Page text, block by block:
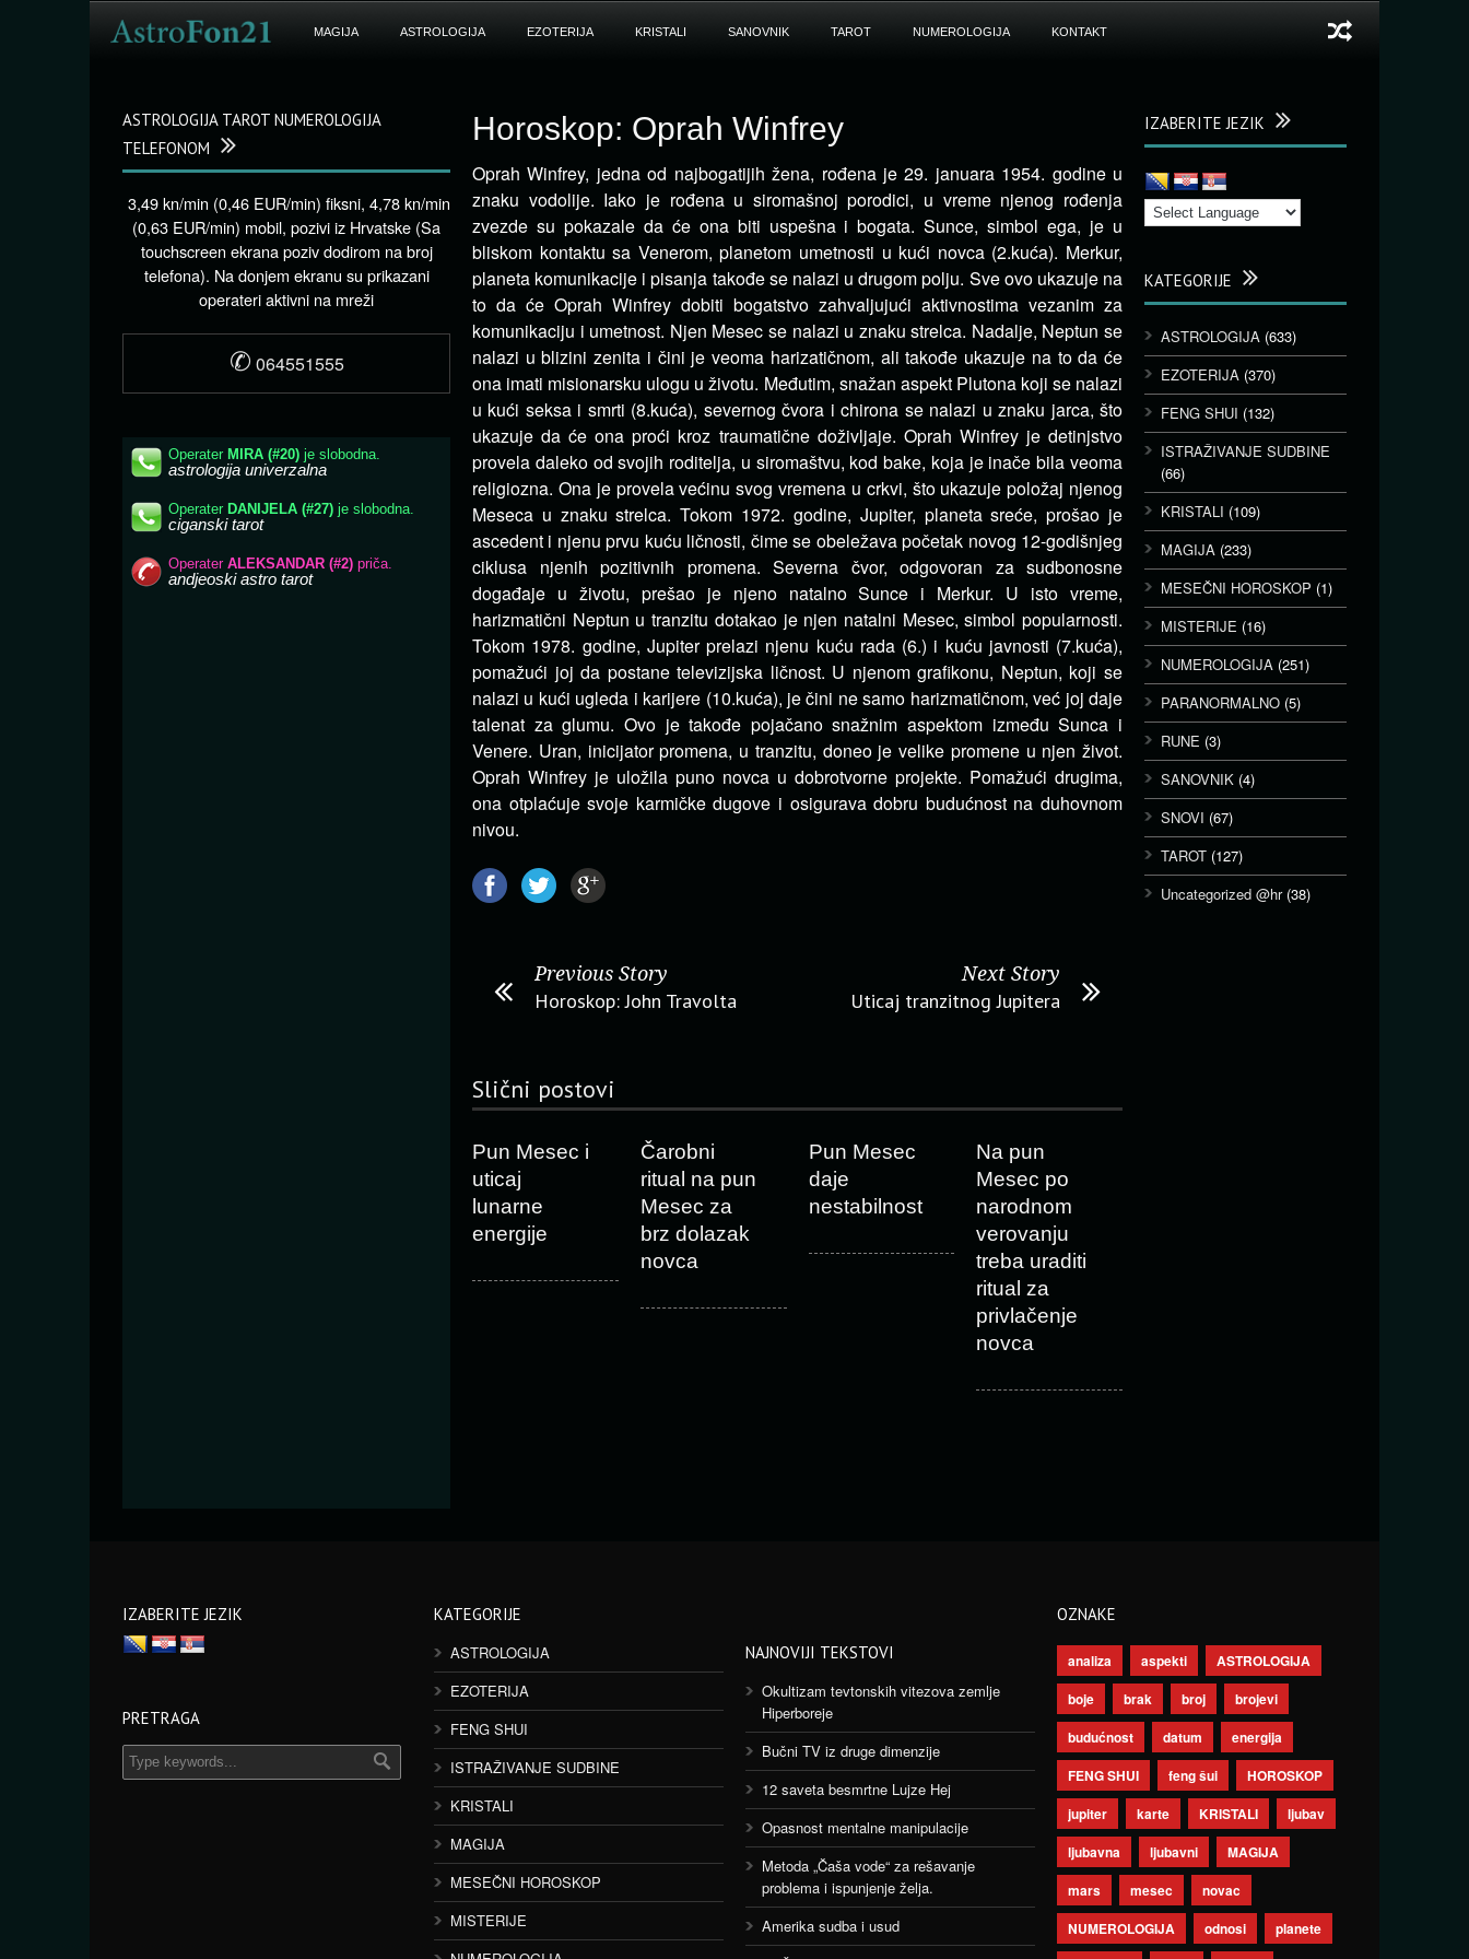
MAGIJA ASTROLOGIJA EZOTERIJA KRISTALI SANOVNIK TAROT NUMEROLOGIJA KONTAKT
Horoskop: Oprah Winfrey
Oprah Winfrey, jedna od najbogatijih žena, rođena je 29. januara 1954. godine u
znaku vodolije. Iako je rođena u siromašnoj porodici, u vreme njenog rođenja
zvezde su pokazale da će ona biti uspešna i bogata. Sunce, simbol ega, je u
bliskom kontaktu sa Venerom, planetom umetnosti u kući novca (2.kuća). Merkur,
planeta komunikacije i pisanja takođe se nalazi u drugom polju. Sve ovo ukazuje na
to da će Oprah Winfrey dobiti bogatstvo zahvaljujući aktivnostima vezanim za
komunikaciju i umetnost. Njen Mesec se nalazi u znaku strelca. Nadalje, Neptun se
nalazi u blizini zenita i čini je veoma harizatičnom, ali takođe ukazuje na to da će
ona imati misionarsku ulogu u životu. Međutim, snažan aspekt Plutona koji se nalazi
u kući seksa i smrti (8.kuća), severnog čvora i chirona se nalazi u znaku jarca, što
ukazuje da će ona proći kroz traumatične doživljaje. Oprah Winfrey je detinjstvo
provela daleko od svojih roditelja, u siromaštvu, kod bake, koja je inače bila veoma
religiozna. Ona je provela većinu svog vremena u crkvi, što ukazuje položaj njenog
Meseca u znaku strelca. Tokom 1972. godine, Jupiter, planeta sreće, prošao je
ascedent i njenu prvu kuću ličnosti, čime se obeležava početak novog 12-godišnjeg
ciklusa njenih pozitivnih promena. Severna čvor, odgovoran za sudbonosne
događaje u životu, prešao je njeno natalno Sunce i Merkur. U isto vreme,
harizmatični Neptun u tranzitu dotakao je njen natalni Mesec, simbol popularnosti.
Tokom 1978. godine, Jupiter prelazi njenu kuću rada (6.) i kuću javnosti (7.kuća),
pomažući joj da postane televizijska ličnost. U njenom grafikonu, Neptun, koji se
nalazi u kući ugleda i karijere (10.kuća), je čini ne samo harizmatičnom, već joj daje
talenat za glumu. Ovo je takođe pojačano snažnim aspektom između Sunca i
Venere. Uran, inicijator promena, u tranzitu, doneo je velike promene u njen život.
Oprah Winfrey je uložila puno novca u dobrotvorne projekte. Pomažući drugima,
ona otplaćuje svoje karmičke dugove i osigurava dobru budućnost na duhovnom
nivou.
Previous Story
Horoskop: John Travolta
Next Story
Uticaj tranzitnog Jupitera
Slični postovi
Pun Mesec i
uticaj
lunarne
energije
Čarobni
ritual na pun
Mesec za
brz dolazak
novca
Pun Mesec
daje
nestabilnost
Na pun
Mesec po
narodnom
verovanju
treba uraditi
ritual za
privlačenje
novca
IZABERITE JEZIK
KATEGORIJE
ASTROLOGIJA (633)
EZOTERIJA (370)
FENG SHUI (132)
ISTRAŽIVANJE SUDBINE
(66)
KRISTALI (109)
MAGIJA (233)
MESEČNI HOROSKOP (1)
MISTERIJE (16)
NUMEROLOGIJA (251)
PARANORMALNO (5)
RUNE (3)
SANOVNIK (4)
SNOVI (67)
TAROT (127)
Uncategorized @hr(38)
ASTROLOGIJA TAROT NUMEROLOGIJA
TELEFONOM
3,49 kn/min (0,46 EUR/min) fiksni, 4,78 kn/min
(0,63 EUR/min) mobil, pozivi iz Hrvatske (Sa
touchscreen ekrana poziv dodirom na broj
telefona). Na donjem ekranu su prikazani
operateri aktivni na mreži
✆ 064551555
IZABERITE JEZIK
PRETRAGA
KATEGORIJE
ASTROLOGIJA
EZOTERIJA
FENG SHUI
ISTRAŽIVANJE SUDBINE
KRISTALI
MAGIJA
MESEČNI HOROSKOP
MISTERIJE
NAJNOVIJI TEKSTOVI
Okultizam tevtonskih vitezova zemlje
Hiperboreje
Bučni TV iz druge dimenzije
12 saveta besmrtne Lujze Hej
Opasnost mentalne manipulacije
Metoda „Čaša vode“ za rešavanje
problema i ispunjenje želja.
Amerika sudba i usud
OZNAKE
analiza aspekti
ASTROLOGIJA
boje
brak broj
brojevi
budućnost
datum
energija
FENG SHUI
feng šui
HOROSKOP
jupiter
karte KRISTALI
ljubav
ljubavna
ljubavni
MAGIJA
mars
mesec
novac
NUMEROLOGIJA
odnosi
planete